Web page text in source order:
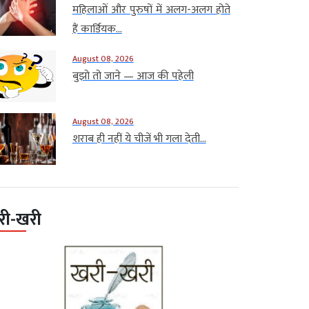
महिलाओं और पुरुषों में अलग-अलग होते
हैं कार्डियक...
August 08, 2026
बुझो तो जाने — आज की पहेली
August 08, 2026
शराब ही नहीं ये चीजें भी गला देती...
खरी